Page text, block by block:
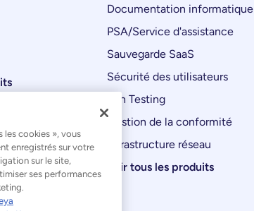
Documentation informatique
PSA/Service d'assistance
Sauvegarde SaaS
Sécurité des utilisateurs
Pen Testing
Gestion de la conformité
Infrastructure réseau
Voir tous les produits
les cookies », vous
enregistrés sur votre
sur le site,
ses performances